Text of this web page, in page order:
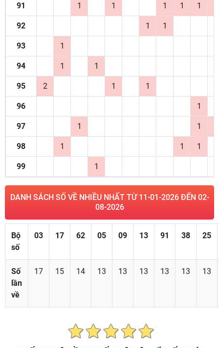
91 1 1 1 1 1
92 1 1
93 1
94 1 1
95 2 1 1
96 1
97 1 1
98 1 1 1
99 1
DANH SÁCH SỐ VỀ NHIỀU NHẤT TỪ 11-01-2026 ĐẾN 02-
08-2026
Bộ
số
03 17 62 05 09 13 91 38 25
Số
lần
về
17 15 14 13 13 13 13 13 13